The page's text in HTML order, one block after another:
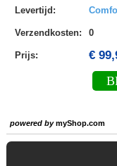
Levertijd :
Verzendkosten: 0
Prijs: €
powered bymyShop.com